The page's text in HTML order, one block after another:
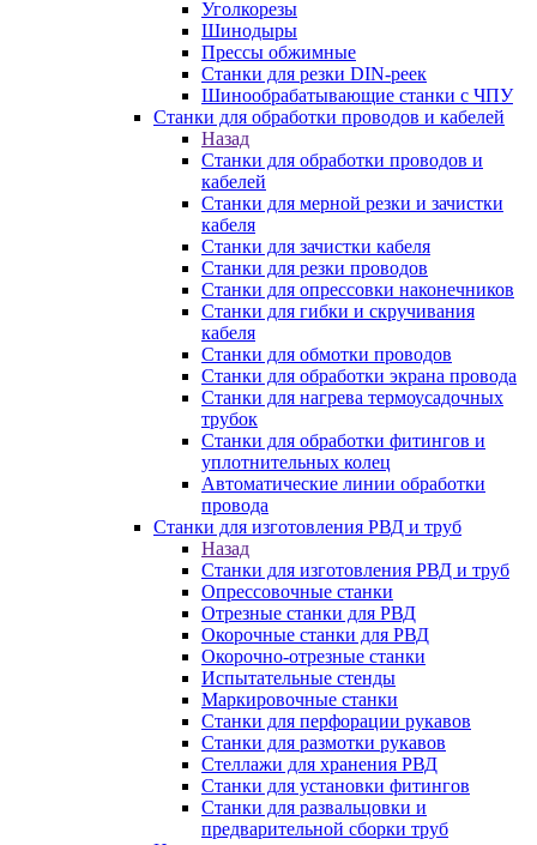
Уголкорезы
Шинодыры
Прессы обжимные
Станки для резки DIN-реек
Шинообрабатывающие станки с ЧПУ
Станки для обработки проводов и кабелей
Назад
Станки для обработки проводов и
кабелей
Станки для мерной резки и зачистки
кабеля
Станки для зачистки кабеля
Станки для резки проводов
Станки для опрессовки наконечников
Станки для гибки и скручивания
кабеля
Станки для обмотки проводов
Станки для обработки экрана провода
Станки для нагрева термоусадочных
трубок
Станки для обработки фитингов и
уплотнительных колец
Автоматические линии обработки
провода
Станки для изготовления РВД и труб
Назад
Станки для изготовления РВД и труб
Опрессовочные станки
Отрезные станки для РВД
Окорочные станки для РВД
Окорочно-отрезные станки
Испытательные стенды
Маркировочные станки
Станки для перфорации рукавов
Станки для размотки рукавов
Стеллажи для хранения РВД
Станки для установки фитингов
Станки для развальцовки и
предварительной сборки труб